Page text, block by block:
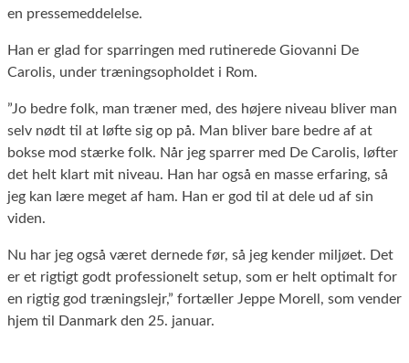
en pressemeddelelse.
Han er glad for sparringen med rutinerede Giovanni De
Carolis, under træningsopholdet i Rom.
”Jo bedre folk, man træner med, des højere niveau bliver man
selv nødt til at løfte sig op på. Man bliver bare bedre af at
bokse mod stærke folk. Når jeg sparrer med De Carolis, løfter
det helt klart mit niveau. Han har også en masse erfaring, så
jeg kan lære meget af ham. Han er god til at dele ud af sin
viden.
Nu har jeg også været dernede før, så jeg kender miljøet. Det
er et rigtigt godt professionelt setup, som er helt optimalt for
en rigtig god træningslejr,” fortæller Jeppe Morell, som vender
hjem til Danmark den 25. januar.